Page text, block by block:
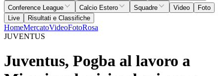
Conference League
Calcio Estero Squadre Video
Foto
Live
Risultati e Classifiche
HomeMercatoVideoFotoRosa
JUVENTUS
Juventus, Pogba al lavoro a